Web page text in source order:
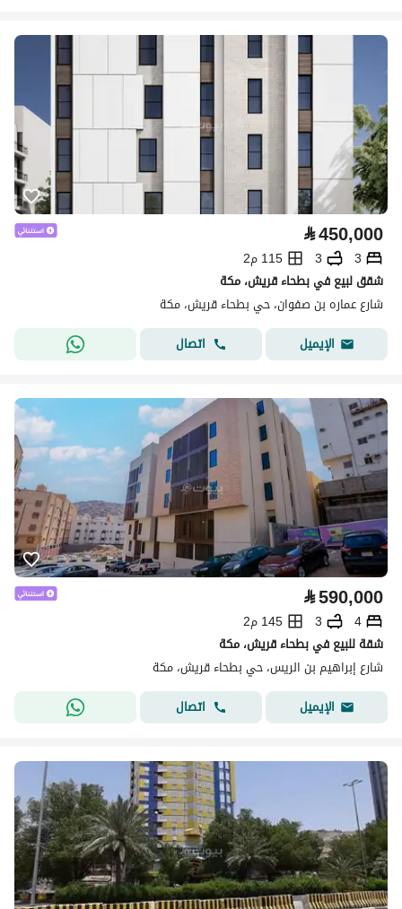
⃁450,000
3
3
115 م2
شقق لبيع في بطحاء قريش، مكة
شارع عماره بن صفوان، حي بطحاء قريش، مكة
الإيميل
اتصال
⃁590,000
4
3
145 م2
شقة للبيع في بطحاء قريش، مكة
شارع إبراهيم بن الريس، حي بطحاء قريش، مكة
الإيميل
اتصال